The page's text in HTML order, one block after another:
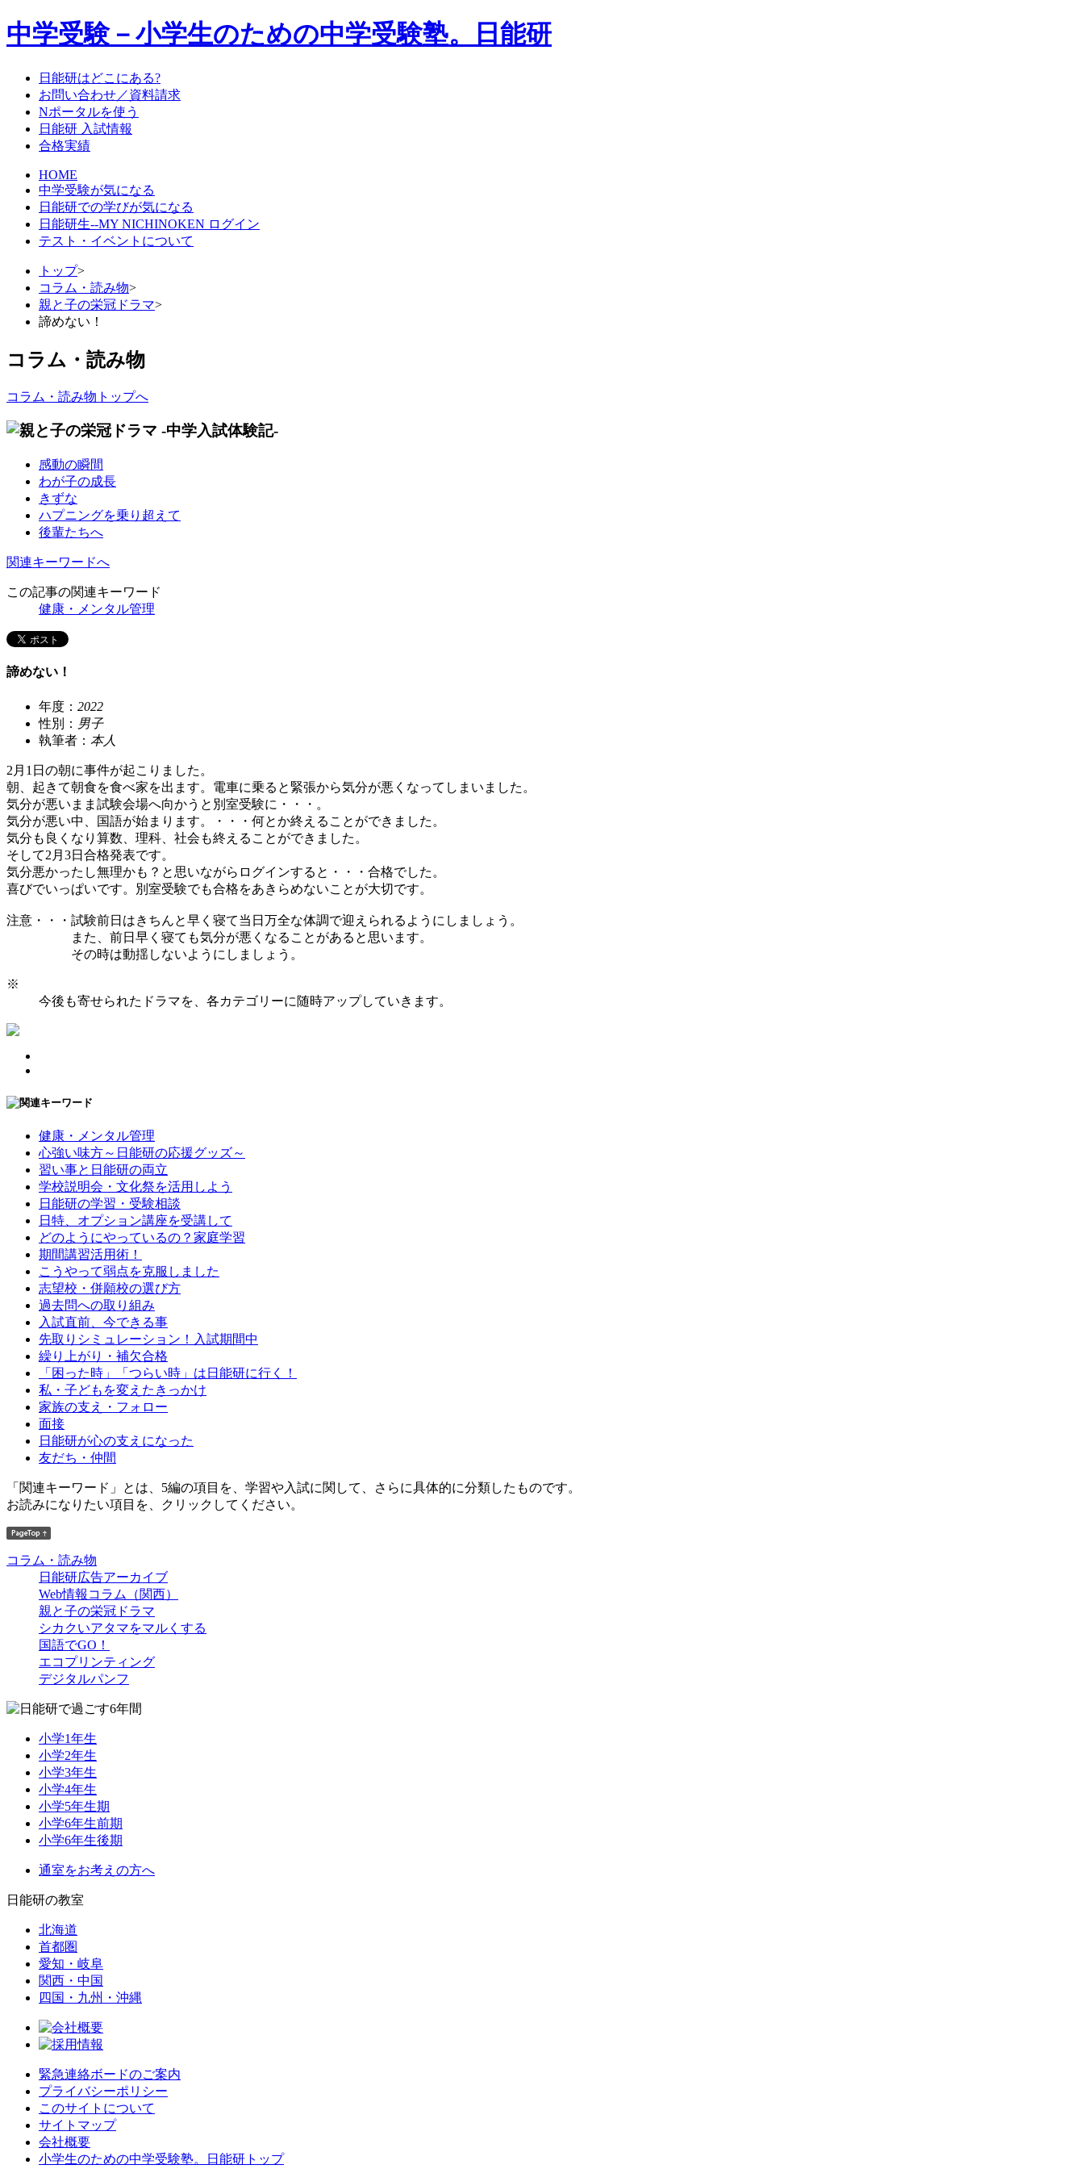
中学受験－小学生のための中学受験塾。日能研
日能研はどこにある?
お問い合わせ／資料請求
Nポータルを使う
日能研 入試情報
合格実績
HOME
中学受験が気になる
日能研での学びが気になる
日能研生--MY NICHINOKEN ログイン
テスト・イベントについて
トップ>
コラム・読み物>
親と子の栄冠ドラマ>
諦めない！
コラム・読み物
コラム・読み物トップへ
感動の瞬間
わが子の成長
きずな
ハプニングを乗り超えて
後輩たちへ
関連キーワードへ
この記事の関連キーワード
健康・メンタル管理
諦めない！
年度： 2022
性別： 男子
執筆者： 本人
2月1日の朝に事件が起こりました。
朝、起きて朝食を食べ家を出ます。電車に乗ると緊張から気分が悪くなってしまいました。
気分が悪いまま試験会場へ向かうと別室受験に・・・。
気分が悪い中、国語が始まります。・・・何とか終えることができました。
気分も良くなり算数、理科、社会も終えることができました。
そして2月3日合格発表です。
気分悪かったし無理かも？と思いながらログインすると・・・合格でした。
喜びでいっぱいです。別室受験でも合格をあきらめないことが大切です。
注意・・・試験前日はきちんと早く寝て当日万全な体調で迎えられるようにしましょう。
また、前日早く寝ても気分が悪くなることがあると思います。
その時は動揺しないようにしましょう。
※
今後も寄せられたドラマを、各カテゴリーに随時アップしていきます。
健康・メンタル管理
心強い味方～日能研の応援グッズ～
習い事と日能研の両立
学校説明会・文化祭を活用しよう
日能研の学習・受験相談
日特、オプション講座を受講して
どのようにやっているの？家庭学習
期間講習活用術！
こうやって弱点を克服しました
志望校・併願校の選び方
過去問への取り組み
入試直前、今できる事
先取りシミュレーション！入試期間中
繰り上がり・補欠合格
「困った時」「つらい時」は日能研に行く！
私・子どもを変えたきっかけ
家族の支え・フォロー
面接
日能研が心の支えになった
友だち・仲間
「関連キーワード」とは、5編の項目を、学習や入試に関して、さらに具体的に分類したものです。
お読みになりたい項目を、クリックしてください。
コラム・読み物
日能研広告アーカイブ
Web情報コラム（関西）
親と子の栄冠ドラマ
シカクいアタマをマルくする
国語でGO！
エコプリンティング
デジタルパンフ
小学1年生
小学2年生
小学3年生
小学4年生
小学5年生期
小学6年生前期
小学6年生後期
通室をお考えの方へ
日能研の教室
北海道
首都圏
愛知・岐阜
関西・中国
四国・九州・沖縄
緊急連絡ボードのご案内
プライバシーポリシー
このサイトについて
サイトマップ
会社概要
小学生のための中学受験塾。日能研トップ